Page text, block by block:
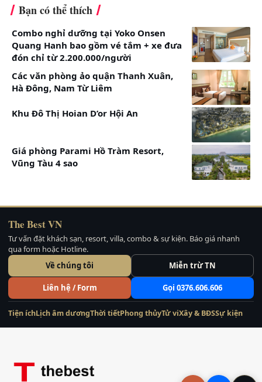
Ngoài ra còn có
tủ lạnh nhỏ trong
phòng, TV màn hình
phẳng, bàn làm
khách, sofa.
Studio Suite Diện tích: 50m
Ngoài ra còn có
tủ lạnh nhỏ trong
phòng, truyền hình
cap, bàn làm việc,
khu vực tiếp khách,
sofa, rèm che ánh
2.363.636
VND
Phòng Studio
Bạn có thể thích
Combo nghỉ dưỡng tại Yoko Onsen
Quang Hanh bao gồm vé tắm + xe đưa
đón chỉ từ 2.200.000/người
Các văn phòng ảo quận Thanh Xuân,
Hà Đông, Nam Từ Liêm
Khu Đô Thị Hoian D’or Hội An
Giá phòng Parami Hồ Tràm Resort,
Vũng Tàu 4 sao
The Best VN
Tư vấn đặt khách sạn, resort, villa, combo & sự kiện. Báo giá nhanh
qua form hoặc Hotline.
Về chúng tôi
Miễn trừ TN
Liên hệ / Form Gọi 0376.606.606
Tiện íchLịch âm dươngThời tiếtPhong thủyTử viXây & BĐSSự kiện